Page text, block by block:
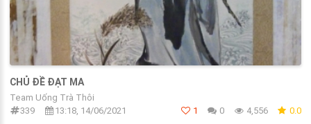
CHỦ ĐỀ ĐẠT MA
Team Uống Trà Thôi
339
13:18, 14/06/2021 1 0 4,556 0.0